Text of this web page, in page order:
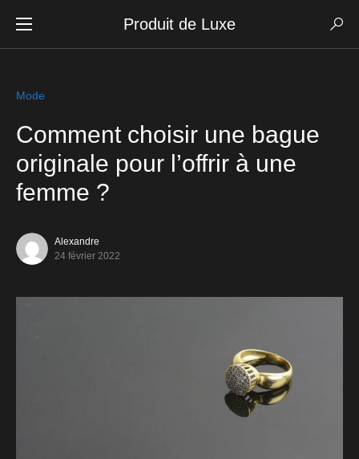
Produit de Luxe
Mode
Comment choisir une bague
originale pour l’offrir à une
femme ?
Alexandre
24 février 2022